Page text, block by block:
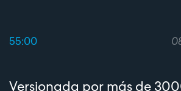
55:00
Versionada por más de